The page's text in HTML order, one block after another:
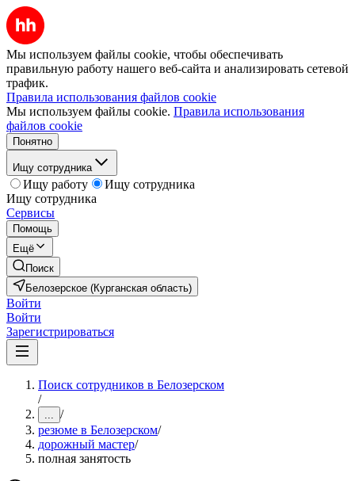
Мы используем файлы cookie, чтобы обеспечивать
правильную работу нашего веб-сайта и анализировать сетевой
трафик.
Правила использования файлов cookie
Мы используем файлы cookie. Правила использования
файлов cookie
Понятно
Ищу сотрудника
Ищу работу
Ищу сотрудника
Ищу сотрудника
Сервисы
Помощь
Ещё
Поиск
Белозерское (Курганская область)
Войти
Войти
Зарегистрироваться
Поиск сотрудников в Белозерском
/
... /
резюме в Белозерском/
дорожный мастер/
полная занятость